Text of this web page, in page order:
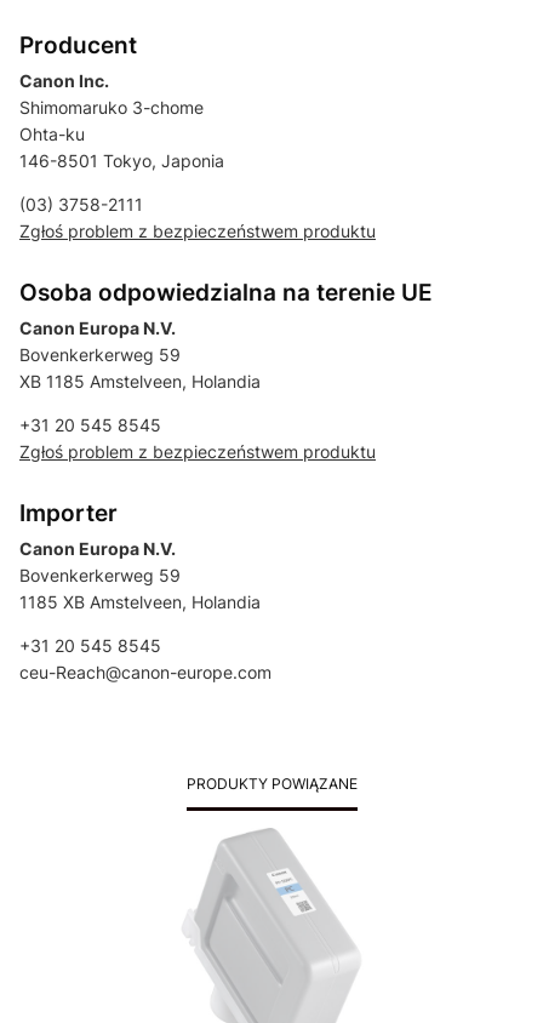
Producent
Canon Inc.
Shimomaruko 3-chome
Ohta-ku
146-8501 Tokyo, Japonia
(03) 3758-2111
Zgłoś problem z bezpieczeństwem produktu
Osoba odpowiedzialna na terenie UE
Canon Europa N.V.
Bovenkerkerweg 59
XB 1185 Amstelveen, Holandia
+31 20 545 8545
Zgłoś problem z bezpieczeństwem produktu
Importer
Canon Europa N.V.
Bovenkerkerweg 59
1185 XB Amstelveen, Holandia
+31 20 545 8545
ceu-Reach@canon-europe.com
PRODUKTY POWIĄZANE